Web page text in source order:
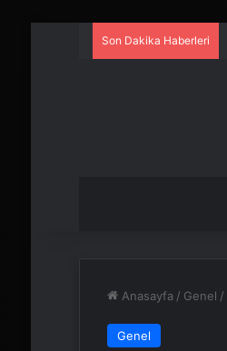
Son Dakika Haberleri
Anasayfa / Genel /
Genel